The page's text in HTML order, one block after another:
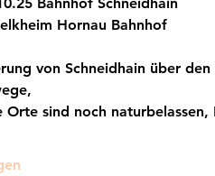
Hornau Bahnhof
von Schneidhain über
Orte sind noch naturbelassen,